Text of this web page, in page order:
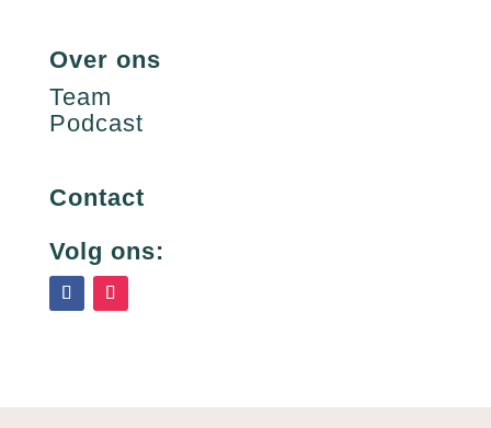
Over ons
Team
Podcast
Contact
Volg ons: